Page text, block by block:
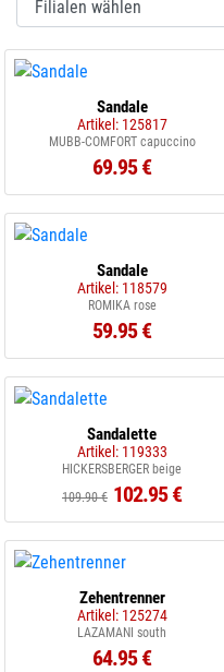
Sandale
Artikel: 125817
MUBB-COMFORT capuccino
69.95 €
Sandale
Artikel: 118579
ROMIKA rose
59.95 €
Sandalette
Artikel: 119333
HICKERSBERGER beige
109.90 € 102.95 €
Zehentrenner
Artikel: 125274
LAZAMANI south
64.95 €